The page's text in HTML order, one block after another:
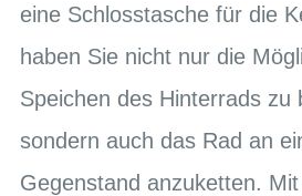
eine Schlosstasche für die
haben Sie nicht nur die
Speichen des Hinterrads zu
sondern auch das Rad an
Gegenstand anzuketten.